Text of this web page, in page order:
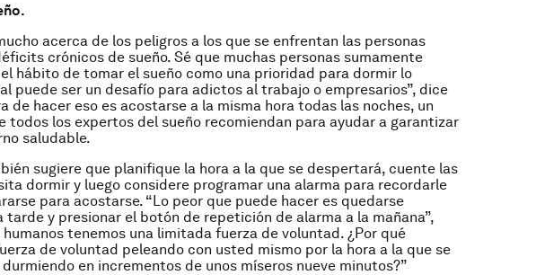
acerca de los peligros a los que se enfrentan las personas
crónicos de sueño. Sé que muchas personas sumamente
hábito de tomar el sueño como una prioridad para dormir lo
puede ser un desafío para adictos al trabajo o empresarios”, dice
de hacer eso es acostarse a la misma hora todas las noches, un
todos los expertos del sueño recomiendan para ayudar a garantizar
saludable.
sugiere que planifique la hora a la que se despertará, cuente las
dormir y luego considere programar una alarma para recordarle
para acostarse. “Lo peor que puede hacer es quedarse
tarde y presionar el botón de repetición de alarma a la mañana”,
humanos tenemos una limitada fuerza de voluntad. ¿Por qué
de voluntad peleando con usted mismo por la hora a la que se
en incrementos de unos míseros nueve minutos?”